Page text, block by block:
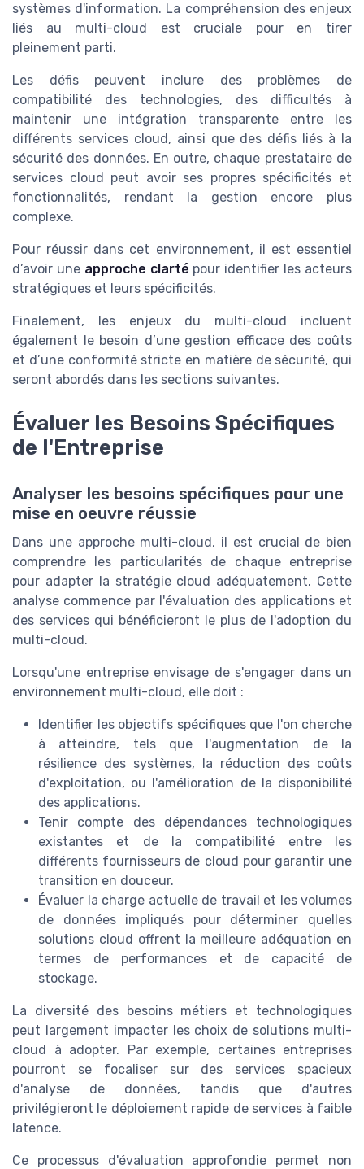
systèmes d'information. La compréhension des enjeux
liés au multi-cloud est cruciale pour en tirer
pleinement parti.
Les défis peuvent inclure des problèmes de
compatibilité des technologies, des difficultés à
maintenir une intégration transparente entre les
différents services cloud, ainsi que des défis liés à la
sécurité des données. En outre, chaque prestataire de
services cloud peut avoir ses propres spécificités et
fonctionnalités, rendant la gestion encore plus
complexe.
Pour réussir dans cet environnement, il est essentiel
d’avoir une approche clarté pour identifier les acteurs
stratégiques et leurs spécificités.
Finalement, les enjeux du multi-cloud incluent
également le besoin d’une gestion efficace des coûts
et d’une conformité stricte en matière de sécurité, qui
seront abordés dans les sections suivantes.
Évaluer les Besoins Spécifiques
de l'Entreprise
Analyser les besoins spécifiques pour une
mise en oeuvre réussie
Dans une approche multi-cloud, il est crucial de bien
comprendre les particularités de chaque entreprise
pour adapter la stratégie cloud adéquatement. Cette
analyse commence par l'évaluation des applications et
des services qui bénéficieront le plus de l'adoption du
multi-cloud.
Lorsqu'une entreprise envisage de s'engager dans un
environnement multi-cloud, elle doit :
Identifier les objectifs spécifiques que l'on cherche
à atteindre, tels que l'augmentation de la
résilience des systèmes, la réduction des coûts
d'exploitation, ou l'amélioration de la disponibilité
des applications.
Tenir compte des dépendances technologiques
existantes et de la compatibilité entre les
différents fournisseurs de cloud pour garantir une
transition en douceur.
Évaluer la charge actuelle de travail et les volumes
de données impliqués pour déterminer quelles
solutions cloud offrent la meilleure adéquation en
termes de performances et de capacité de
stockage.
La diversité des besoins métiers et technologiques
peut largement impacter les choix de solutions multi-
cloud à adopter. Par exemple, certaines entreprises
pourront se focaliser sur des services spacieux
d'analyse de données, tandis que d'autres
privilégieront le déploiement rapide de services à faible
latence.
Ce processus d'évaluation approfondie permet non